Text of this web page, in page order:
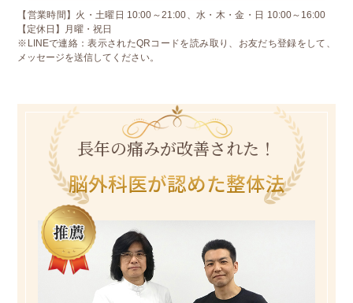
【営業時間】火・土曜日 10:00～21:00、水・木・金・日 10:00～16:00
【定休日】月曜・祝日
※LINEで連絡：表示されたQRコードを読み取り、お友だち登録をして、
メッセージを送信してください。
長年の痛みが改善された！
脳外科医が認めた整体法